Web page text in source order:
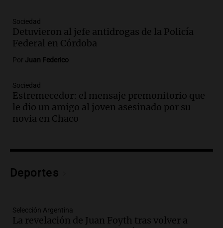
la emotiva entrega del violín a la hija del
histórico limpiavidrios
Juntos
criaderos: "La superpoblación de perros
y gatos es gravísima"
Noticias Rosario
Episodios
negativas por sus redes sociales
Episodios
su hija violinista
La Mesa de Café
Sociedad
Detuvieron al jefe antidrogas de la Policía
Federal en Córdoba
Por Juan Federico
Sociedad
Estremecedor: el mensaje premonitorio que
le dio un amigo al joven asesinado por su
novia en Chaco
Deportes
Selección Argentina
La revelación de Juan Foyth tras volver a